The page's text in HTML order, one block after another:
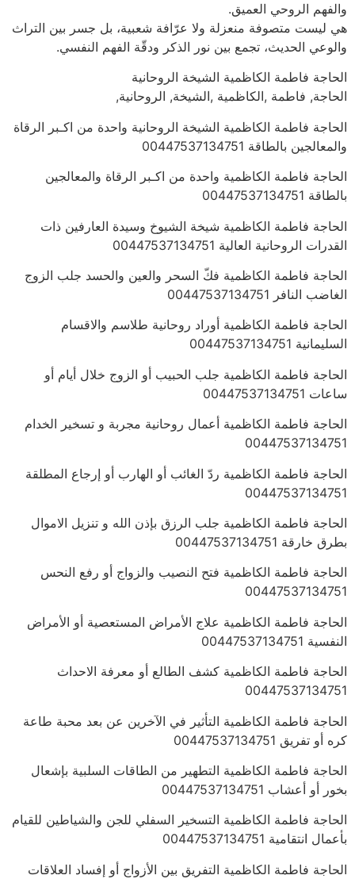
والفهم الروحي العميق.
هي ليست متصوفة منعزلة ولا عرّافة شعبية، بل جسر بين التراث
والوعي الحديث، تجمع بين نور الذكر ودقّة الفهم النفسي.
الحاجة فاطمة الكاظمية الشيخة الروحانية
الحاجة, فاطمة ,الكاظمية ,الشيخة, الروحانية,
الحاجة فاطمة الكاظمية الشيخة الروحانية واحدة من اكـبر الرقاة
والمعالجين بالطاقة 00447537134751
الحاجة فاطمة الكاظمية واحدة من اكـبر الرقاة والمعالجين
بالطاقة 00447537134751
الحاجة فاطمة الكاظمية شيخة الشيوخ وسيدة العارفين ذات
القدرات الروحانية العالية 00447537134751
الحاجة فاطمة الكاظمية فكّ السحر والعين والحسد جلب الزوج
الغاضب النافر 00447537134751
الحاجة فاطمة الكاظمية أوراد روحانية طلاسم والاقسام
السليمانية 00447537134751
الحاجة فاطمة الكاظمية جلب الحبيب أو الزوج خلال أيام أو
ساعات 00447537134751
الحاجة فاطمة الكاظمية أعمال روحانية مجربة و تسخير الخدام
00447537134751
الحاجة فاطمة الكاظمية ردّ الغائب أو الهارب أو إرجاع المطلقة
00447537134751
الحاجة فاطمة الكاظمية جلب الرزق بإذن الله و تنزيل الاموال
بطرق خارقة 00447537134751
الحاجة فاطمة الكاظمية فتح النصيب والزواج أو رفع النحس
00447537134751
الحاجة فاطمة الكاظمية علاج الأمراض المستعصية أو الأمراض
النفسية 00447537134751
الحاجة فاطمة الكاظمية كشف الطالع أو معرفة الاحداث
00447537134751
الحاجة فاطمة الكاظمية التأثير في الآخرين عن بعد محبة طاعة
كره أو تفريق 00447537134751
الحاجة فاطمة الكاظمية التطهير من الطاقات السلبية بإشعال
بخور أو أعشاب 00447537134751
الحاجة فاطمة الكاظمية التسخير السفلي للجن والشياطين للقيام
بأعمال انتقامية 00447537134751
الحاجة فاطمة الكاظمية التفريق بين الأزواج أو إفساد العلاقات